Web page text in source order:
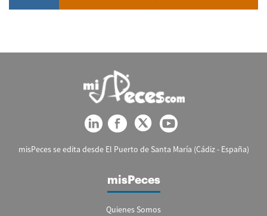
misPeces se edita desde El Puerto de Santa María (Cádiz - España)
misPeces
Quienes Somos